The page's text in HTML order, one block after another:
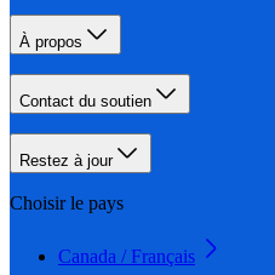
À propos
Contact du soutien
Restez à jour
Choisir le pays
Canada / Français